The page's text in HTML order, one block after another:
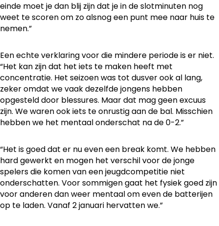
einde moet je dan blij zijn dat je in de slotminuten nog
weet te scoren om zo alsnog een punt mee naar huis te
nemen.”
Een echte verklaring voor die mindere periode is er niet.
“Het kan zijn dat het iets te maken heeft met
concentratie. Het seizoen was tot dusver ook al lang,
zeker omdat we vaak dezelfde jongens hebben
opgesteld door blessures. Maar dat mag geen excuus
zijn. We waren ook iets te onrustig aan de bal. Misschien
hebben we het mentaal onderschat na de 0-2.”
“Het is goed dat er nu even een break komt. We hebben
hard gewerkt en mogen het verschil voor de jonge
spelers die komen van een jeugdcompetitie niet
onderschatten. Voor sommigen gaat het fysiek goed zijn
voor anderen dan weer mentaal om even de batterijen
op te laden. Vanaf 2 januari hervatten we.”